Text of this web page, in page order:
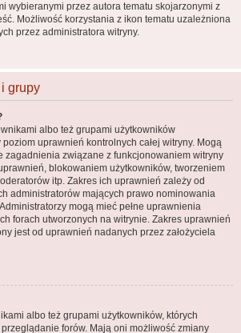
wybieranymi przez autora tematu skojarzonymi z
Możliwość korzystania z ikon tematu uzależniona
przez administratora witryny.
grupy
albo też grupami użytkowników
uprawnień kontrolnych całej witryny. Mogą
zagadnienia związane z funkcjonowaniem witryny
blokowaniem użytkowników, tworzeniem
itp. Zakres ich uprawnień zależy od
administratorów mających prawo nominowania
mogą mieć pełne uprawnienia
forach utworzonych na witrynie. Zakres uprawnień
jest od uprawnień nadanych przez założyciela
albo też grupami użytkowników, których
forów. Mają oni możliwość zmiany